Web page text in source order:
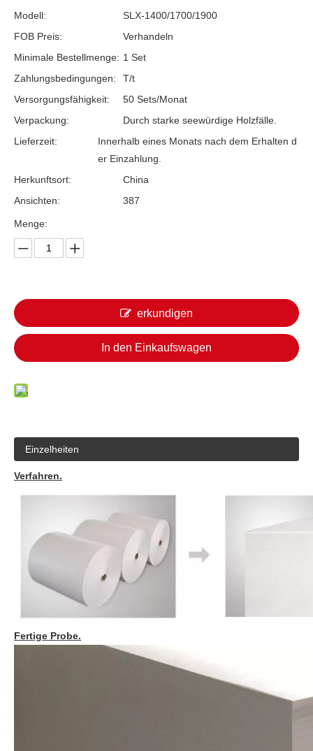
Modell:
SLX-1400/1700/1900
FOB Preis:
Verhandeln
Minimale Bestellmenge: 1 Set
Zahlungsbedingungen:
T/t
Versorgungsfähigkeit:
50 Sets/Monat
Verpackung:
Durch starke seewürdige Holzfälle.
Lieferzeit:
Innerhalb eines Monats nach dem Erhalten d
er Einzahlung.
Herkunftsort:
China
Ansichten:
387
Menge:
erkundigen
In den Einkaufswagen
Einzelheiten
Verfahren.
Fertige Probe.